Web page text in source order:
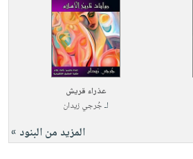
عذراء قريش
لـجُرجي زيدان
المزيد من البنود »